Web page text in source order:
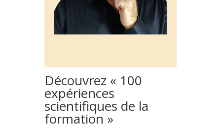
Découvrez « 100
expériences
scientifiques de la
formation »